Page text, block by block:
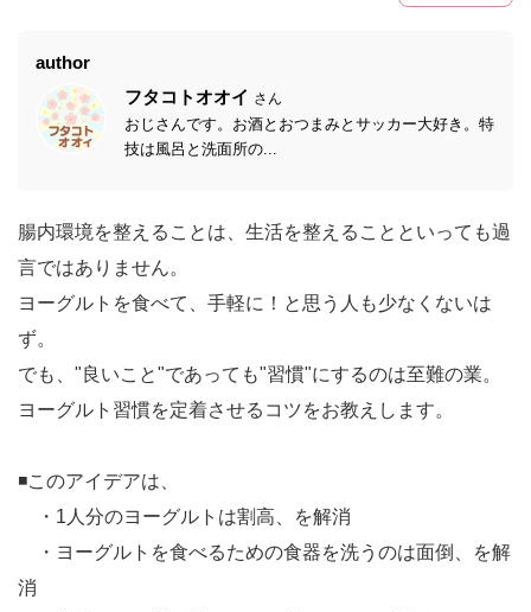
author
フタコトオオイ さん
おじさんです。お酒とおつまみとサッカー大好き。特
技は風呂と洗面所の...
腸内環境を整えることは、生活を整えることといっても過
言ではありません。
ヨーグルトを食べて、手軽に！と思う人も少なくないは
ず。
でも、"良いこと"であっても"習慣"にするのは至難の業。
ヨーグルト習慣を定着させるコツをお教えします。
◾️このアイデアは、
・1人分のヨーグルトは割高、を解消
・ヨーグルトを食べるための食器を洗うのは面倒、を解
消